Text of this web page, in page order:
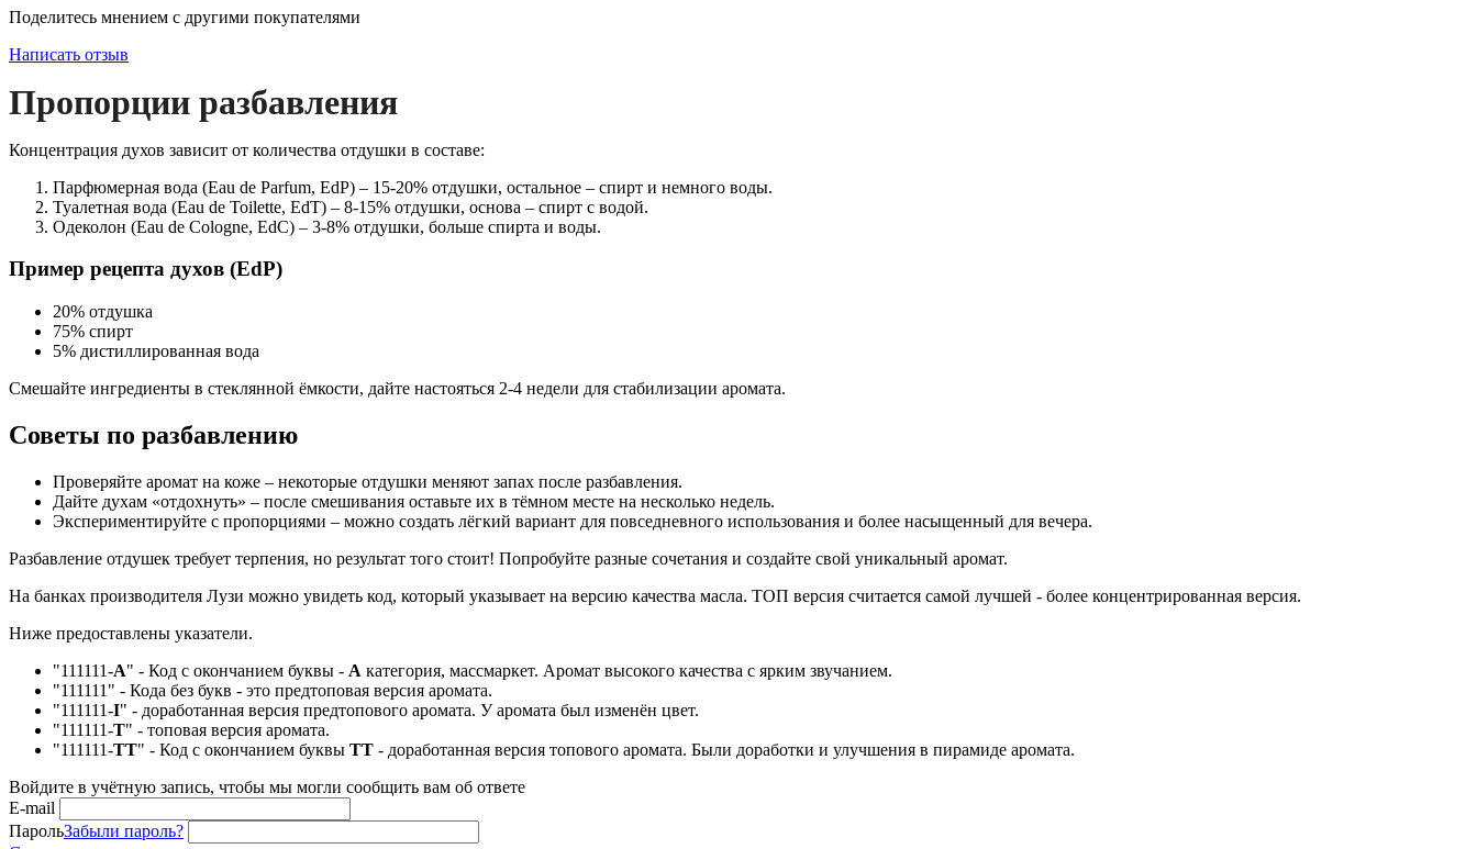
Поделитесь мнением с другими покупателями
Написать отзыв
Пропорции разбавления
Концентрация духов зависит от количества отдушки в составе:
Парфюмерная вода (Eau de Parfum, EdP) – 15-20% отдушки, остальное – спирт и немного воды.
Туалетная вода (Eau de Toilette, EdT) – 8-15% отдушки, основа – спирт с водой.
Одеколон (Eau de Cologne, EdC) – 3-8% отдушки, больше спирта и воды.
Пример рецепта духов (EdP)
20% отдушка
75% спирт
5% дистиллированная вода
Смешайте ингредиенты в стеклянной ёмкости, дайте настояться 2-4 недели для стабилизации аромата.
Советы по разбавлению
Проверяйте аромат на коже – некоторые отдушки меняют запах после разбавления.
Дайте духам «отдохнуть» – после смешивания оставьте их в тёмном месте на несколько недель.
Экспериментируйте с пропорциями – можно создать лёгкий вариант для повседневного использования и более насыщенный для вечера.
Разбавление отдушек требует терпения, но результат того стоит! Попробуйте разные сочетания и создайте свой уникальный аромат.
На банках производителя Лузи можно увидеть код, который указывает на версию качества масла. ТОП версия считается самой лучшей - более концентрированная версия.
Ниже предоставлены указатели.
"111111-А" - Код с окончанием буквы - А категория, массмаркет. Аромат высокого качества с ярким звучанием.
"111111" - Кода без букв - это предтоповая версия аромата.
"111111-I" - доработанная версия предтопового аромата. У аромата был изменён цвет.
"111111-Т" - топовая версия аромата.
"111111-ТТ" - Код с окончанием буквы TT - доработанная версия топового аромата. Были доработки и улучшения в пирамиде аромата.
Войдите в учётную запись, чтобы мы могли сообщить вам об ответе
E-mail
ПарольЗабыли пароль?